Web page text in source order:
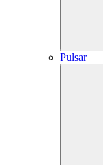
Pulsar